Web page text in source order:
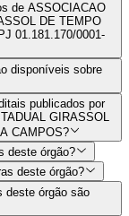
de ASSOCIACAO
DE TEMPO
01.181.170/0001-
disponíveis sobre
publicados por
GIRASSOL
CAMPOS?
deste órgão?
deste órgão?
deste órgão são